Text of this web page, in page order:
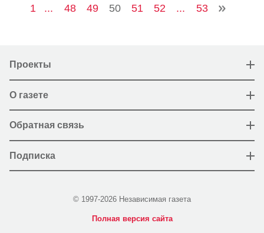
1 ... 48 49 50 51 52 ... 53
Проекты
О газете
Обратная связь
Подписка
© 1997-2026 Независимая газета
Полная версия сайта